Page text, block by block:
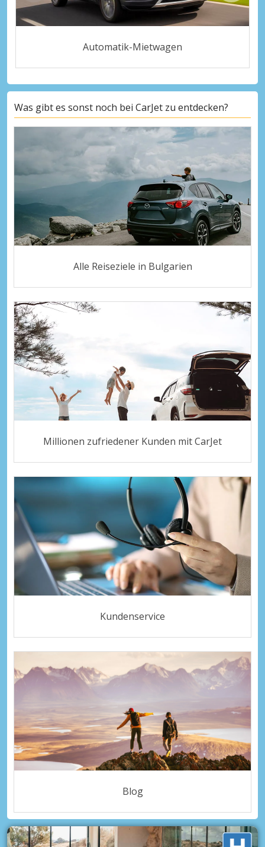
Automatik-Mietwagen
Was gibt es sonst noch bei CarJet zu entdecken?
Alle Reiseziele in Bulgarien
Millionen zufriedener Kunden mit CarJet
Kundenservice
Blog